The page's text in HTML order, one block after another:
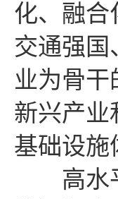
化、融合
交通强国
业为骨干
新兴产业
基础设施
高水平